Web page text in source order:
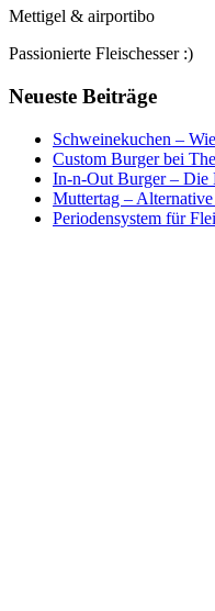
Mettigel & airportibo
Passionierte Fleischesser :)
Neueste Beiträge
Schweinekuchen –
Custom Burger bei
In-n-Out Burger – Die
Muttertag –
Periodensystem für